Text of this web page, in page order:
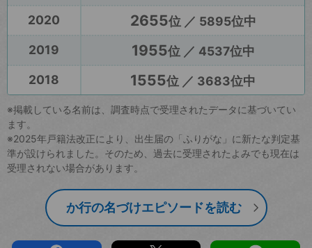
2020
2655位 ／ 5895位中
2019
1955位 ／ 4537位中
2018
1555位 ／ 3683位中
※掲載している名前は、調査時点で受理されたデータに基づいてい
ます。
※2025年戸籍法改正により、出生届の「ふりがな」に新たな判定基
準が設けられました。そのため、過去に受理されたよみでも現在は
受理されない場合があります。
か行の名づけエピソードを読む